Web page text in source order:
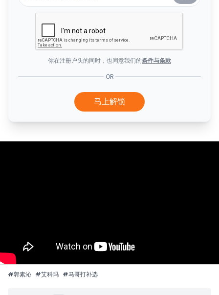
你在注册户头的同时，也同意我们的条件与条款
OR
马上解锁
#郭素沁 #艾科玛 #马哥打补选